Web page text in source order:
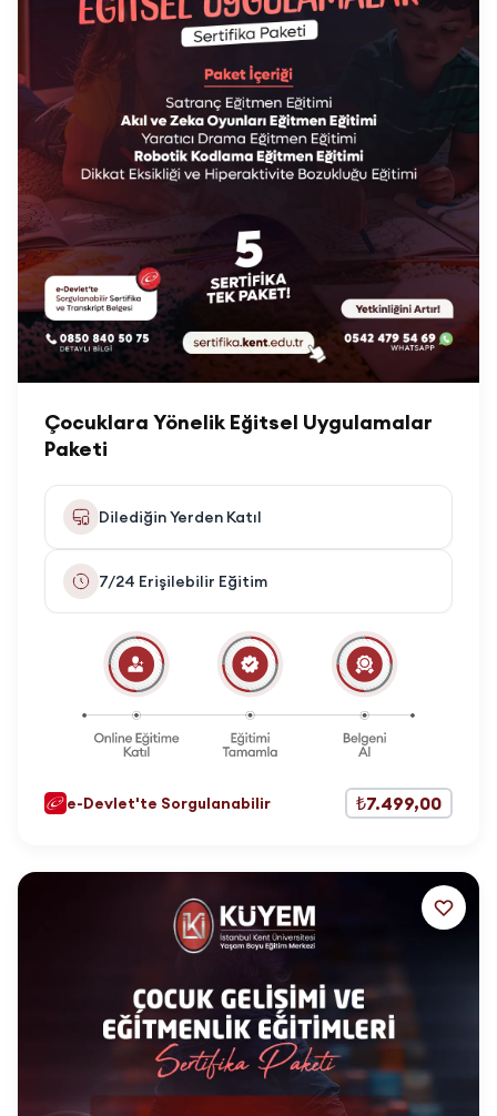
Çocuklara Yönelik Eğitsel Uygulamalar
Paketi
Dilediğin Yerden Katıl
7/24 Erişilebilir Eğitim
e-Devlet'te Sorgulanabilir ₺7.499,00